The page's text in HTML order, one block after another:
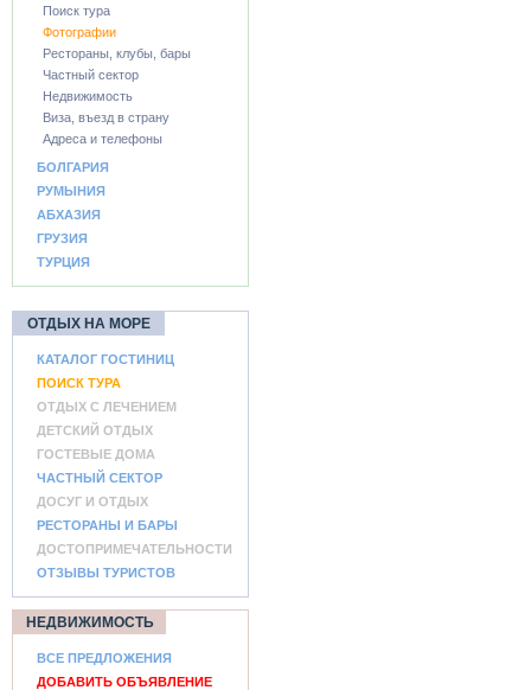
Поиск тура
Фотографии
Рестораны, клубы, бары
Частный сектор
Недвижимость
Виза, въезд в страну
Адреса и телефоны
БОЛГАРИЯ
РУМЫНИЯ
АБХАЗИЯ
ГРУЗИЯ
ТУРЦИЯ
ОТДЫХ НА МОРЕ
КАТАЛОГ ГОСТИНИЦ
ПОИСК ТУРА
ОТДЫХ С ЛЕЧЕНИЕМ
ДЕТСКИЙ ОТДЫХ
ГОСТЕВЫЕ ДОМА
ЧАСТНЫЙ СЕКТОР
ДОСУГ И ОТДЫХ
РЕСТОРАНЫ И БАРЫ
ДОСТОПРИМЕЧАТЕЛЬНОСТИ
ОТЗЫВЫ ТУРИСТОВ
НЕДВИЖИМОСТЬ
ВСЕ ПРЕДЛОЖЕНИЯ
ДОБАВИТЬ ОБЪЯВЛЕНИЕ